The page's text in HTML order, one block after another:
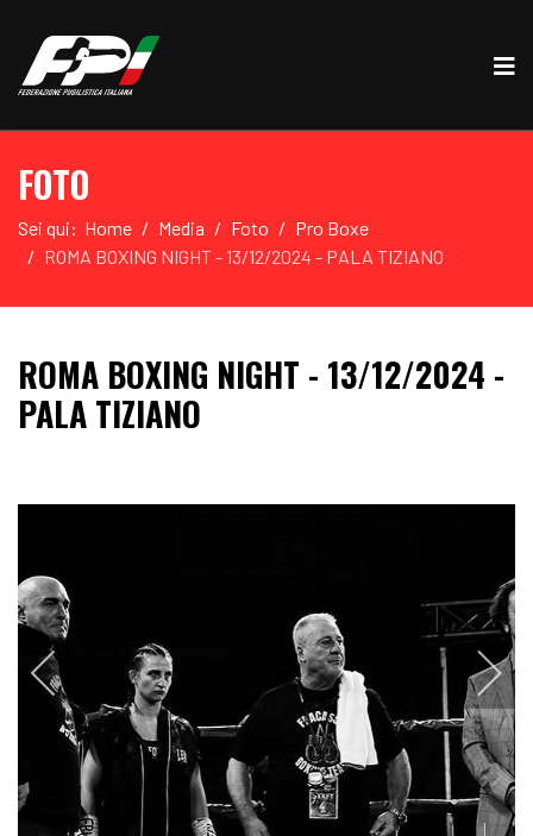
FOTO
Sei qui: Home Media Foto
Pro Boxe
ROMA BOXING NIGHT - 13/12/2024 - PALA TIZIANO
ROMA BOXING NIGHT - 13/12/2024 -
PALA TIZIANO